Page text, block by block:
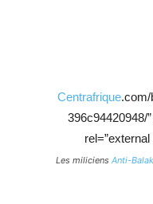
Centrafrique.com/
396c94420948/
Les miliciens Anti-